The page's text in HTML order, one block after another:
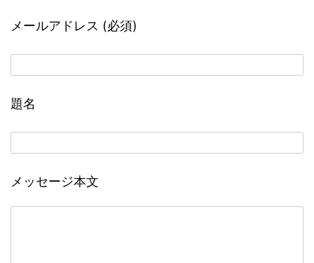
メールアドレス (必須)
題名
メッセージ本文